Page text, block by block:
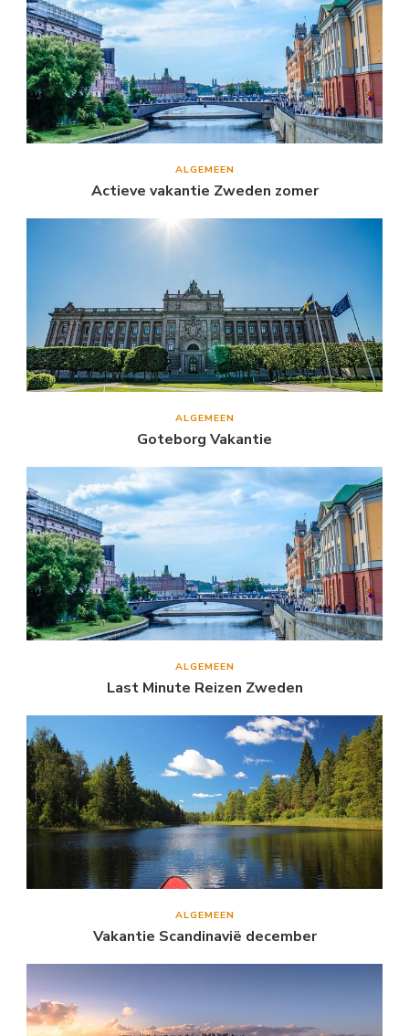
ALGEMEEN
Actieve vakantie Zweden zomer
ALGEMEEN
Goteborg Vakantie
ALGEMEEN
Last Minute Reizen Zweden
ALGEMEEN
Vakantie Scandinavië december